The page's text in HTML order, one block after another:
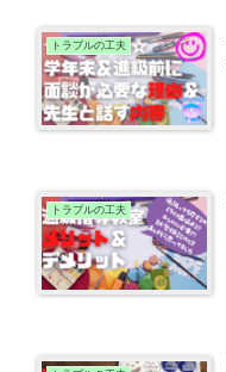
トラブルの工夫
トラブルの工夫